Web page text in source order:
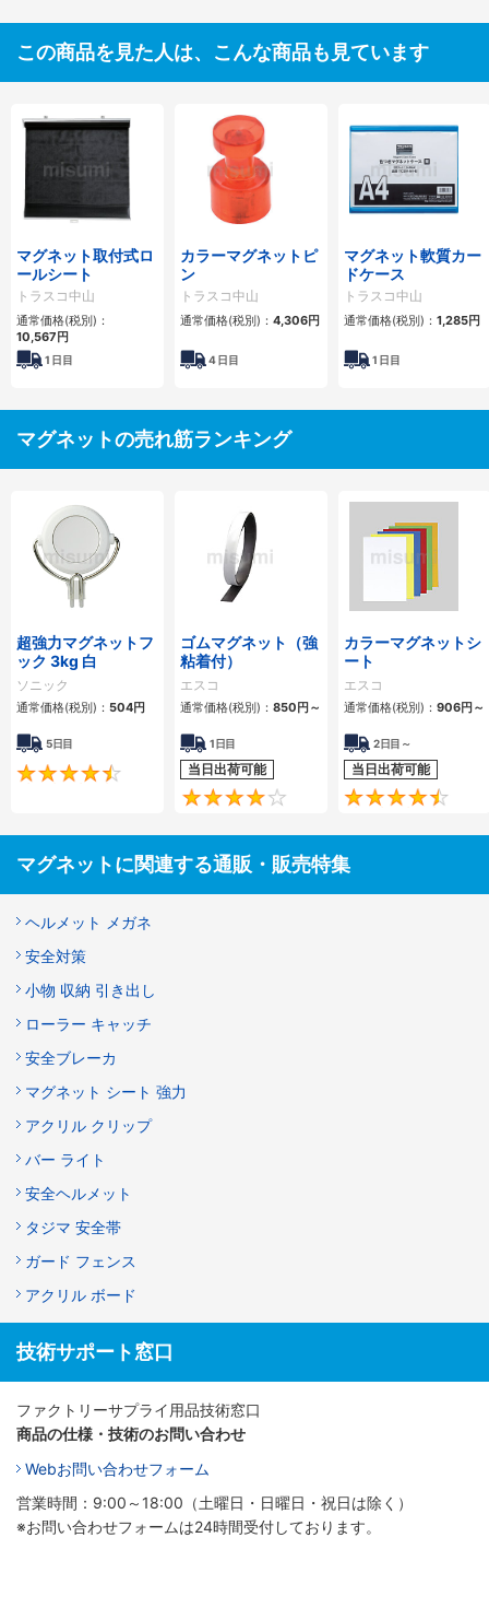
この商品を見た人は、こんな商品も見ています
マグネット取付式ロ
ールシート
トラスコ中山
通常価格(税別)：
10,567 円
1 日目
カラーマグネットピ
ン
トラスコ中山
通常価格(税別)： 4,306円
4日目
マグネット軟質カー
ドケース
トラスコ中山
通常価格(税別)： 1,285円
1 日目
マグネットの売れ筋ランキング
超強力マグネットフ
ック 3kg 白
ソニック
通常価格(税別)： 504円
5日目
4.5
ゴムマグネット（強
粘着付）
エスコ
通常価格(税別)： 850 円 ～
1日目
当日出荷可能
4
カラーマグネットシ
ート
エスコ
通常価格(税別)： 906円 ～
2日目～
当日出荷可能
マグネットに関連する通販・販売特集
ヘルメット メガネ
安全対策
小物 収納 引き出し
ローラー キャッチ
安全ブレーカ
マグネット シート 強力
アクリル クリップ
バー ライト
安全ヘルメット
タジマ 安全帯
ガード フェンス
アクリル ボード
技術サポート窓口
ファクトリーサプライ用品技術窓口
商品の仕様・技術のお問い合わせ
Webお問い合わせフォーム
営業時間：9:00～18:00（土曜日・日曜日・祝日は除く）
※お問い合わせフォームは24時間受付しております。